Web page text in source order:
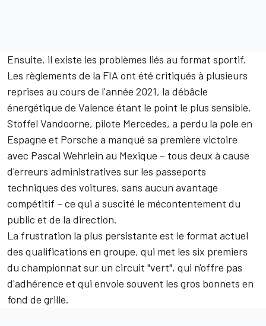
Ensuite, il existe les problèmes liés au format sportif.
Les règlements de la FIA ont été critiqués à plusieurs
reprises au cours de l'année 2021, la débâcle
énergétique de Valence étant le point le plus sensible.
Stoffel Vandoorne, pilote Mercedes, a perdu la pole en
Espagne et Porsche a manqué sa première victoire
avec Pascal Wehrlein au Mexique – tous deux à cause
d'erreurs administratives sur les passeports
techniques des voitures, sans aucun avantage
compétitif – ce qui a suscité le mécontentement du
public et de la direction.
La frustration la plus persistante est le format actuel
des qualifications en groupe, qui met les six premiers
du championnat sur un circuit "vert", qui n'offre pas
d'adhérence et qui envoie souvent les gros bonnets en
fond de grille.